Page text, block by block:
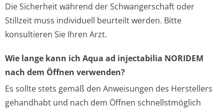
Die Sicherheit während der Schwangerschaft oder
Stillzeit muss individuell beurteilt werden. Bitte
konsultieren Sie Ihren Arzt.
Wie lange kann ich Aqua ad injectabilia NORIDEM
nach dem Öffnen verwenden?
Es sollte stets gemäß den Anweisungen des Herstellers
gehandhabt und nach dem Öffnen schnellstmöglich